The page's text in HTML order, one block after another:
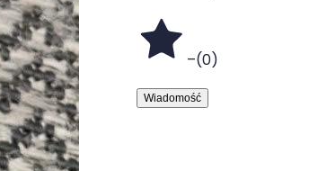
–(0)
Wiadomość